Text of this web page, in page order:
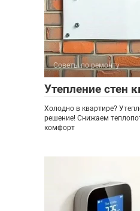
Советы по ремонту
Утепление стен
Холодно в квартире?
решение! Снижаем
комфорт